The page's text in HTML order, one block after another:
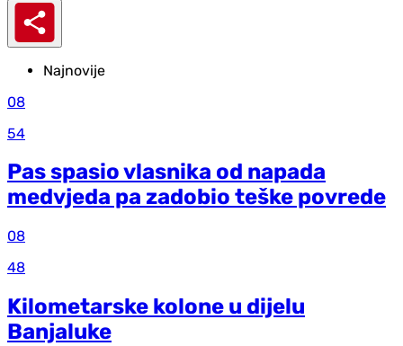
Najnovije
08
54
Pas spasio vlasnika od napada
medvjeda pa zadobio teške povrede
08
48
Kilometarske kolone u dijelu
Banjaluke